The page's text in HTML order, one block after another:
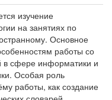
изучение
на занятиях по
Основное
работы со
в сфере информатики и
Особая роль
работы, как создание